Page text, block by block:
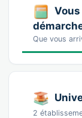
Que vous
2